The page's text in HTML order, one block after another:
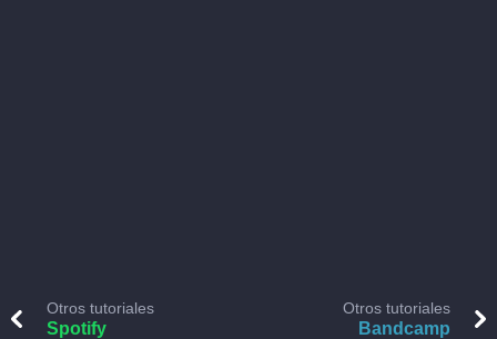
Otros tutoriales
Spotify
Otros tutoriales
Bandcamp